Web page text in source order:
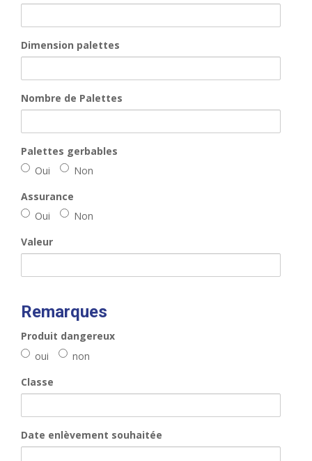
Dimension palettes
Nombre de Palettes
Palettes gerbables
Oui
Non
Assurance
Oui
Non
Valeur
Remarques
Produit dangereux
oui
non
Classe
Date enlèvement souhaitée